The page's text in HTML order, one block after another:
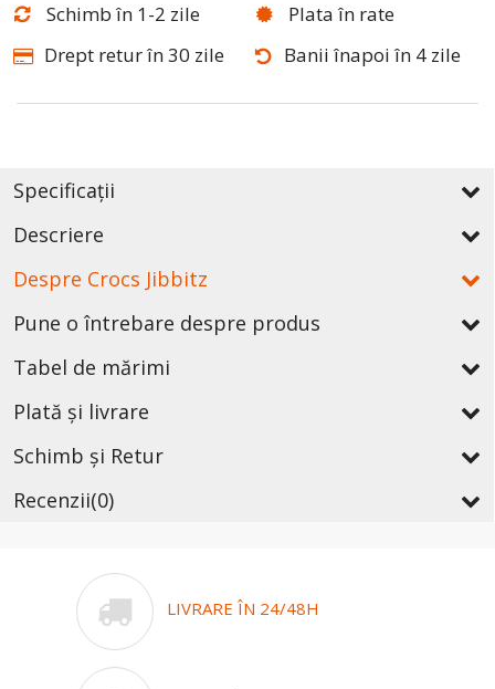
Schimb în 1-2 zile
Plata în rate
Drept retur în 30 zile
Banii înapoi în 4 zile
Specificații
Descriere
Despre Crocs Jibbitz
Pune o întrebare despre produs
Tabel de mărimi
Plată și livrare
Schimb și Retur
Recenzii(0)
LIVRARE ÎN 24/48H